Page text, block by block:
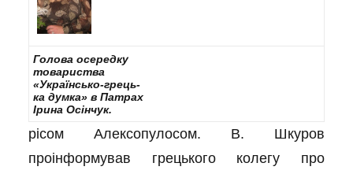
Голова осередку
товариства
«Українсько-грець-
ка думка» в Патрах
Ірина Осінчук.
рісом Алексопулосом. В. Шкуров
проінформував грецького колегу про